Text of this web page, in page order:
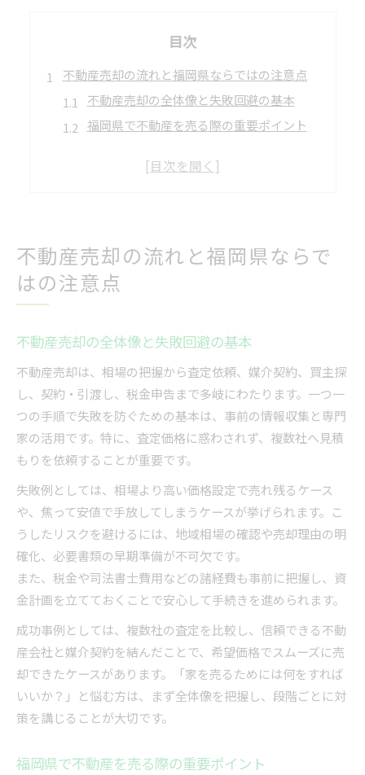
目次
不動産売却の流れと福岡県ならではの注意点
不動産売却の全体像と失敗回避の基本
福岡県で不動産を売る際の重要ポイント
安心のための不動産会社選びのコツ
福岡県の不動産売却手順を順番に解説
不動産会社への査定依頼から売却開始へ
購入希望者との交渉に役立つノウハウ
高値売却を目指す不動産戦略のすすめ
不動産高値売却のための戦略的準備
不動産買取業者ランキングの活用方法
購入申込時に有利な条件交渉のコツ
売却時に必要な書類と取得のコツ入門
不動産売却に必要な主な書類一覧と取得法
法務局や自治体での書類準備の注意点
登記簿謄本や権利証の取得手順を解説
印鑑証明書や納税通知書の発行ポイント
スムーズな手続きのための事前準備法
安心して進める不動産売却の秘訣
不動産売却で後悔しないための対策とは
売却活動中のトラブル回避ポイント紹介
不動産売却の流れと福岡県ならで
はの注意点
不動産売却の全体像と失敗回避の基本
不動産売却は、相場の把握から査定依頼、媒介契約、買主探
し、契約・引渡し、税金申告まで多岐にわたります。一つ一
つの手順で失敗を防ぐための基本は、事前の情報収集と専門
家の活用です。特に、査定価格に惑わされず、複数社へ見積
もりを依頼することが重要です。
失敗例としては、相場より高い価格設定で売れ残るケース
や、焦って安値で手放してしまうケースが挙げられます。こ
うしたリスクを避けるには、地域相場の確認や売却理由の明
確化、必要書類の早期準備が不可欠です。
また、税金や司法書士費用などの諸経費も事前に把握し、資
金計画を立てておくことで安心して手続きを進められます。
成功事例としては、複数社の査定を比較し、信頼できる不動
産会社と媒介契約を結んだことで、希望価格でスムーズに売
却できたケースがあります。「家を売るためには何をすれば
いいか？」と悩む方は、まず全体像を把握し、段階ごとに対
策を講じることが大切です。
福岡県で不動産を売る際の重要ポイント